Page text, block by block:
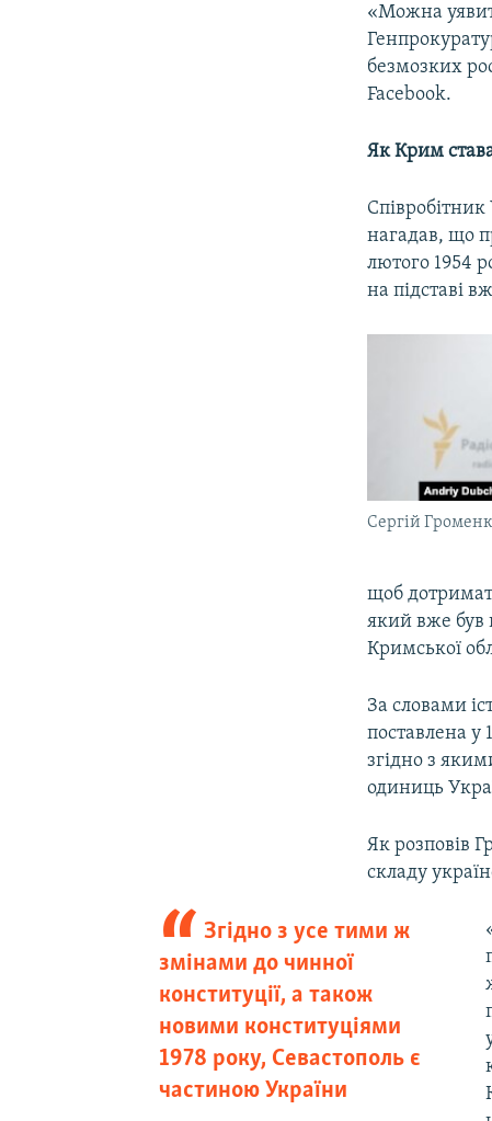
«Можна
безмозких
Facebook.
Як Крим
Співробітник
нагадав, що
лютого 1954
на підставі
Сергій
щоб
який вже був
Кримської
За словами
поставлена у
згідно з
одиниць
Як розповів
складу
Згідно з усе тими ж
змінами до чинної
конституції, а також
новими конституціями
1978 року, Севастополь є
частиною України